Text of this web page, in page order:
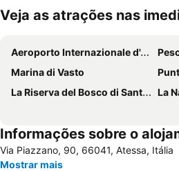
Ampliar mapa
Veja as atrações nas
Aeroporto Internazionale d'Abruzzo
Marina di Vasto
La Riserva del Bosco di Sant Antonio
La
Informações sobre o
Via Piazzano, 90, 66041, Atessa, Itália
Mostrar mais